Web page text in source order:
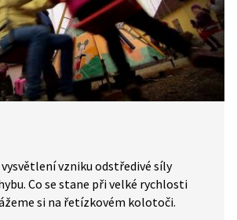
vzniku odstředivé síly
Co se stane při velké rychlosti
si na řetízkovém kolotoči.